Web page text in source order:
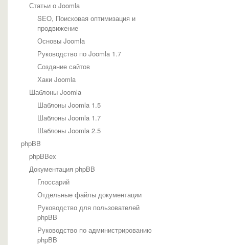
Статьи о Joomla
SEO, Поисковая оптимизация и
продвижение
Основы Joomla
Руководство по Joomla 1.7
Создание сайтов
Хаки Joomla
Шаблоны Joomla
Шаблоны Joomla 1.5
Шаблоны Joomla 1.7
Шаблоны Joomla 2.5
phpBB
phpBBex
Документация phpBB
Глоссарий
Отдельные файлы документации
Руководство для пользователей
phpBB
Руководство по администрированию
phpBB